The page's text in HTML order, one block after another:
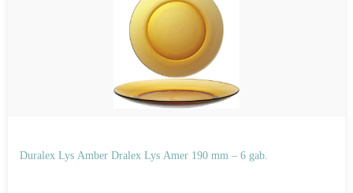
Duralex Lys Amber Dralex Lys Amer 190 mm – 6 gab.